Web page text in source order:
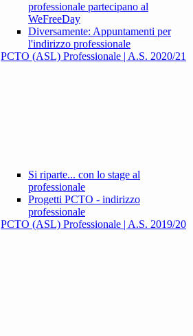
professionale partecipano al
WeFreeDay
Diversamente: Appuntamenti per
l'indirizzo professionale
PCTO (ASL) Professionale | A.S. 2020/21
Si riparte... con lo stage al
professionale
Progetti PCTO - indirizzo
professionale
PCTO (ASL) Professionale | A.S. 2019/20